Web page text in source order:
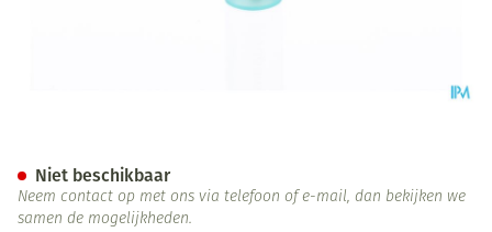
Niet beschikbaar
Neem contact op met ons via telefoon of e-mail, dan bekijken we
samen de mogelijkheden.